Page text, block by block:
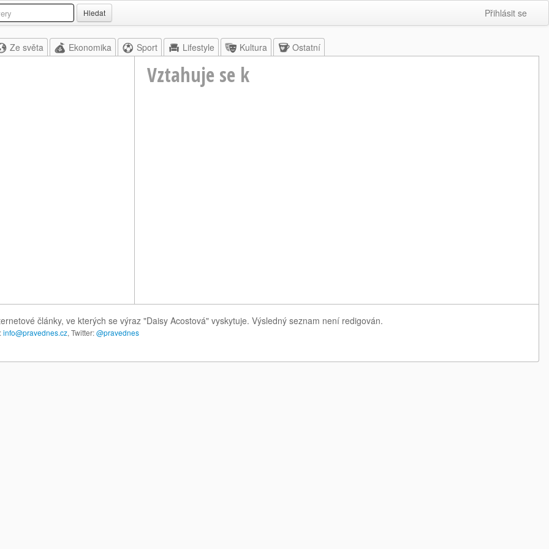
Hledat Přihlásit se
Ze světa Ekonomika Sport Lifestyle Kultura Ostatní
Vztahuje se k
články, ve kterých se výraz "Daisy Acostová" vyskytuje. Výsledný seznam není redigován.
info@pravednes.cz, Twitter:@pravednes